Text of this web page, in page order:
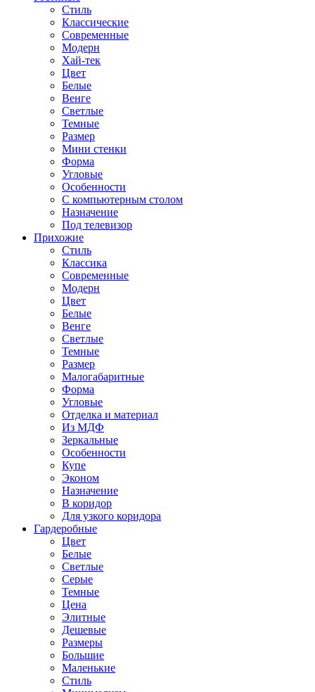
Стиль
Классические
Современные
Модерн
Хай-тек
Цвет
Белые
Венге
Светлые
Темные
Размер
Мини стенки
Форма
Угловые
Особенности
С компьютерным столом
Назначение
Под телевизор
Прихожие
Стиль
Классика
Современные
Модерн
Цвет
Белые
Венге
Светлые
Темные
Размер
Малогабаритные
Форма
Угловые
Отделка и материал
Из МДФ
Зеркальные
Особенности
Купе
Эконом
Назначение
В коридор
Для узкого коридора
Гардеробные
Цвет
Белые
Светлые
Серые
Темные
Цена
Элитные
Дешевые
Размеры
Большие
Маленькие
Стиль